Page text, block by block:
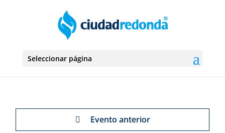
Seleccionar página
Evento anterior